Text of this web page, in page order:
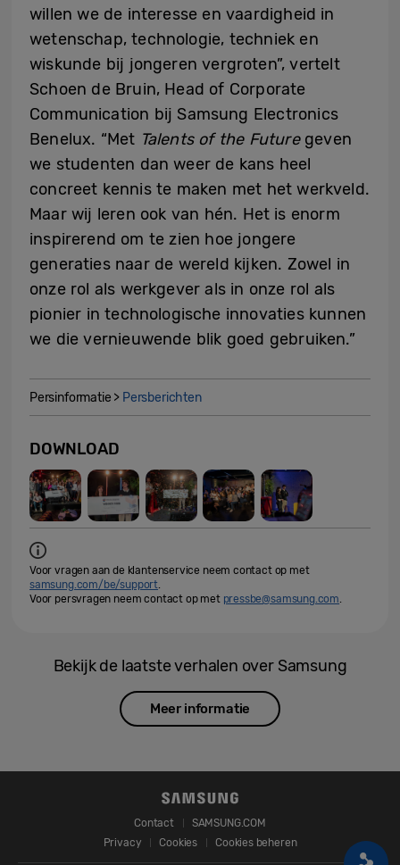
willen we de interesse en vaardigheid in
wetenschap, technologie, techniek en
wiskunde bij jongeren vergroten”, vertelt
Schoen de Bruin, Head of Corporate
Communication bij Samsung Electronics
Benelux. “Met Talents of the Futuregeven
we studenten dan weer de kans heel
concreet kennis te maken met het werkveld.
Maar wij leren ook van hén. Het is enorm
inspirerend om te zien hoe jongere
generaties naar de wereld kijken. Zowel in
onze rol als werkgever als in onze rol als
pionier in technologische innovaties kunnen
we die vernieuwende blik goed gebruiken.”
Persinformatie > Persberichten
DOWNLOAD
Voor vragen aan de klantenservice neem contact op met
samsung.com/be/support.
Voor persvragen neem contact op met pressbe@samsung.com.
Bekijk de laatste verhalen over Samsung
Meer informatie
Contact
SAMSUNG.COM
Privacy
Cookies Cookies beheren